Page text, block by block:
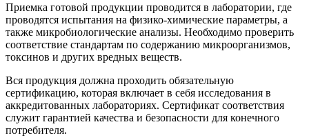
Приемка готовой продукции проводится в лаборатории, где
проводятся испытания на физико-химические параметры, а
также микробиологические анализы. Необходимо проверить
соответствие стандартам по содержанию микроорганизмов,
токсинов и других вредных веществ.
Вся продукция должна проходить обязательную
сертификацию, которая включает в себя исследования в
аккредитованных лабораториях. Сертификат соответствия
служит гарантией качества и безопасности для конечного
потребителя.